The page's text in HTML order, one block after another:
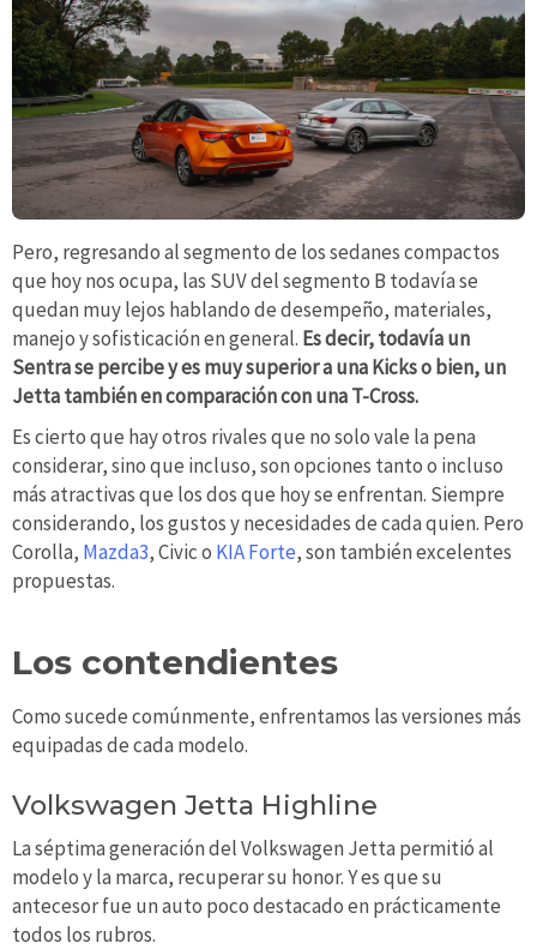
Pero, regresando al segmento de los sedanes compactos
que hoy nos ocupa, las SUV del segmento B todavía se
quedan muy lejos hablando de desempeño, materiales,
manejo y sofisticación en general. Es decir, todavía un
Sentra se percibe y es muy superior a una Kicks o bien, un
Jetta también en comparación con una T-Cross.
Es cierto que hay otros rivales que no solo vale la pena
considerar, sino que incluso, son opciones tanto o incluso
más atractivas que los dos que hoy se enfrentan. Siempre
considerando, los gustos y necesidades de cada quien. Pero
Corolla, Mazda3, Civic o KIA Forte, son también excelentes
propuestas.
Los contendientes
Como sucede comúnmente, enfrentamos las versiones más
equipadas de cada modelo.
Volkswagen Jetta Highline
La séptima generación del Volkswagen Jetta permitió al
modelo y la marca, recuperar su honor. Y es que su
antecesor fue un auto poco destacado en prácticamente
todos los rubros.